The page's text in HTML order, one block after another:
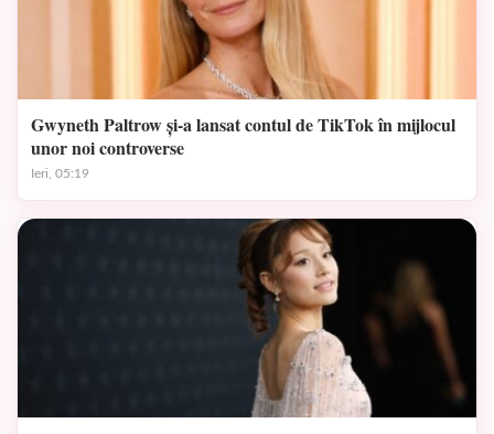
Gwyneth Paltrow și-a lansat contul de TikTok în mijlocul
unor noi controverse
Ieri, 05:19